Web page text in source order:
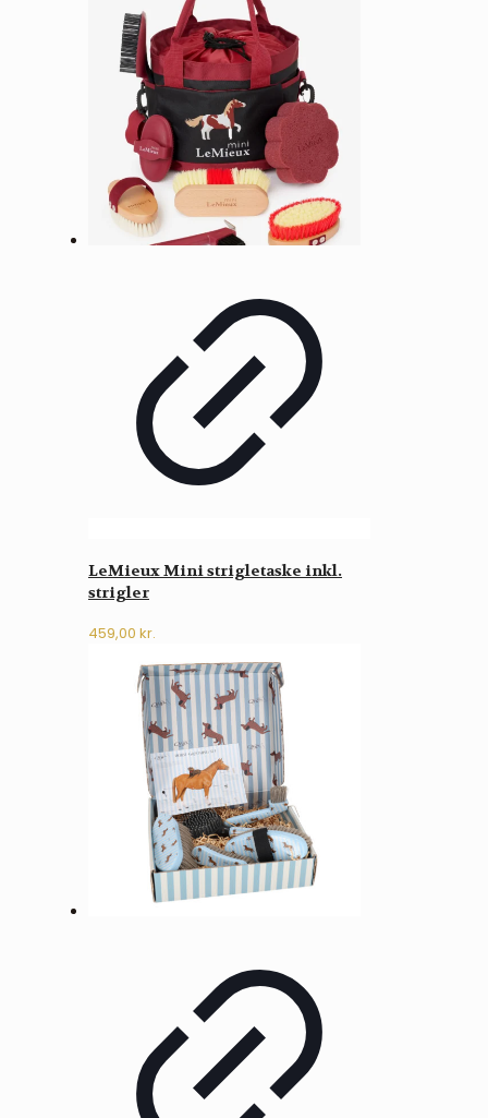
LeMieux Mini strigletaske inkl.
strigler
459,00 kr.